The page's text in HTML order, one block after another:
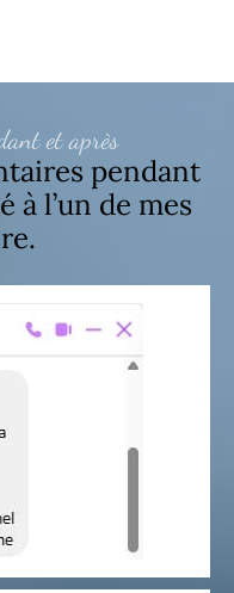
et après
pendant
à l’un de mes